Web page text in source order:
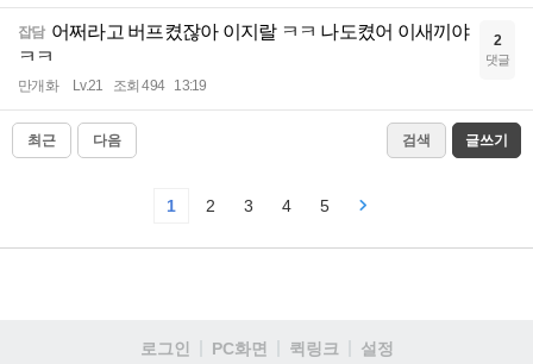
잡담 어쩌라고 버프켰잖아 이지랄 ㅋㅋ 나도켰어 이새끼야
ㅋㅋ
만개화 Lv.21 조회 494 13:19
2
댓글
최근 다음 검색 글쓰기
1 2 3 4 5
로그인 PC화면 퀵링크 설정